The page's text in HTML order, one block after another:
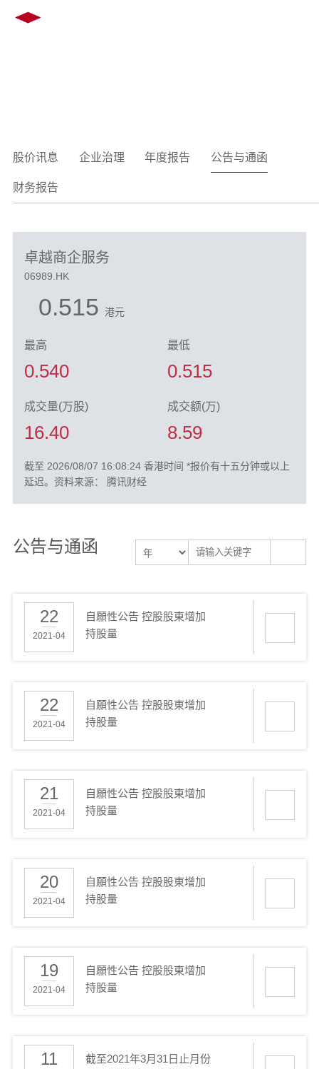
股价讯息 企业治理 年度报告 公告与通函
财务报告
卓越商企服务
06989.HK
0.515 港元
最高
0.540
最低
0.515
成交量(万股)
16.40
成交额(万)
8.59
截至 2026/08/07 16:08:24 香港时间 *报价有十五分钟或以上
延迟。资料来源： 腾讯财经
公告与通函
22
2021-04
自願性公告 控股股東增加
持股量
22
2021-04
自願性公告 控股股東增加
持股量
21
2021-04
自願性公告 控股股東增加
持股量
20
2021-04
自願性公告 控股股東增加
持股量
19
2021-04
自願性公告 控股股東增加
持股量
11
截至2021年3月31日止月份